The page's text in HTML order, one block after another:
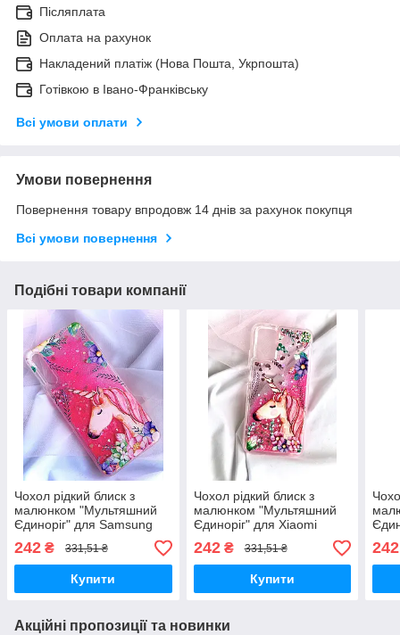
Післяплата
Оплата на рахунок
Накладений платіж (Нова Пошта, Укрпошта)
Готівкою в Івано-Франківську
Всі умови оплати
Умови повернення
Повернення товару впродовж 14 днів за рахунок покупця
Всі умови повернення
Подібні товари компанії
Чохол рідкий блиск з
малюнком "Мультяшний
Єдиноріг" для Samsung
Galaxy A10 (SM-A105FZ) /
M10 (SM-M105FZ)
242 ₴ 331,51 ₴
Купити
Чохол рідкий блиск з
малюнком "Мультяшний
Єдиноріг" для Xiaomi
Redmi 9T/Poco M3
242₴ 331,51 ₴
Купити
242
Акційні пропозиції та новинки